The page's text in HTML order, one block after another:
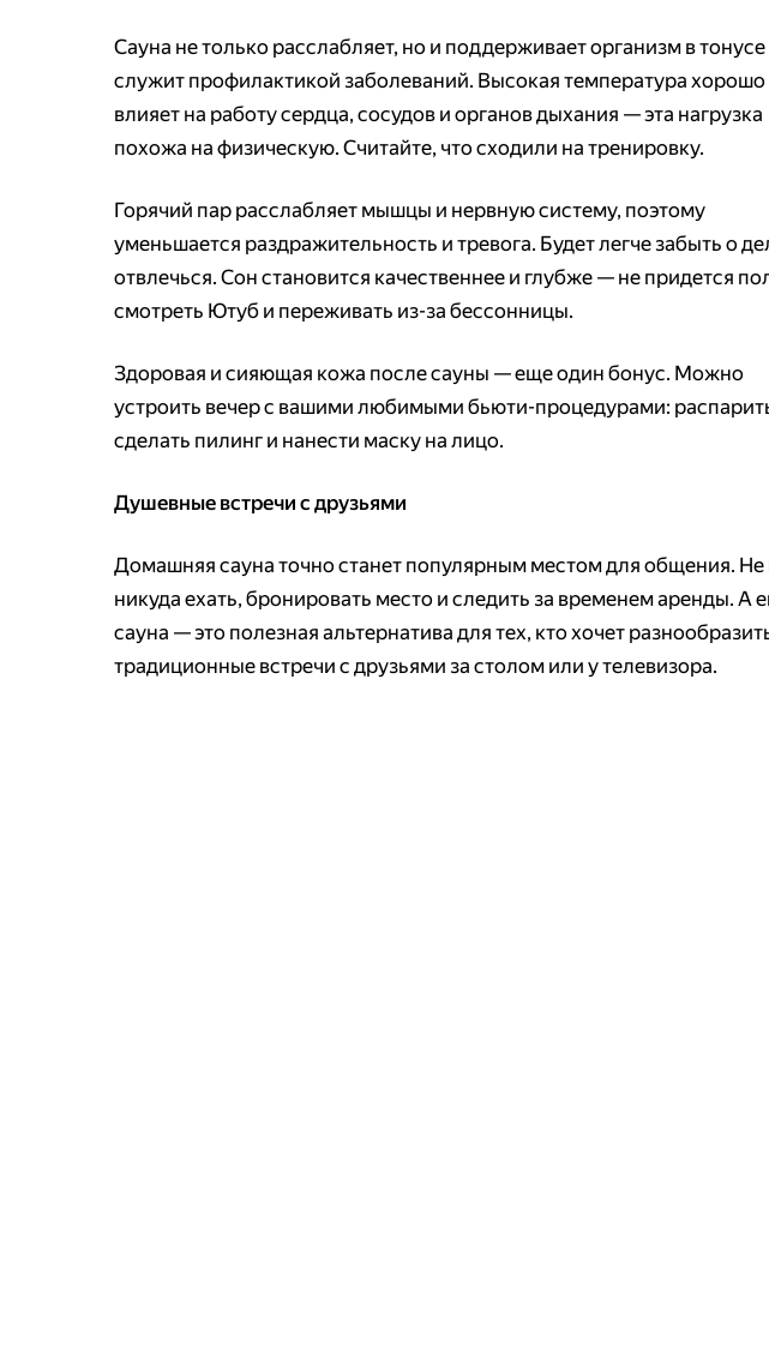
Сауна не только расслабляет, но и поддерживает организм в тонусе
служит профилактикой заболеваний. Высокая температура хорошо
влияет на работу сердца, сосудов и органов дыхания — эта нагрузка
похожа на физическую. Считайте, что сходили на тренировку.
Горячий пар расслабляет мышцы и нервную систему, поэтому
уменьшается раздражительность и тревога. Будет легче забыть о
отвлечься. Сон становится качественнее и глубже — не придется
смотреть Ютуб и переживать из-за бессонницы.
Здоровая и сияющая кожа после сауны — еще один бонус. Можно
устроить вечер с вашими любимыми бьюти-процедурами:
сделать пилинг и нанести маску на лицо.
Душевные встречи с друзьями
Домашняя сауна точно станет популярным местом для общения.
никуда ехать, бронировать место и следить за временем аренды. А
сауна — это полезная альтернатива для тех, кто хочет
традиционные встречи с друзьями за столом или у телевизора.